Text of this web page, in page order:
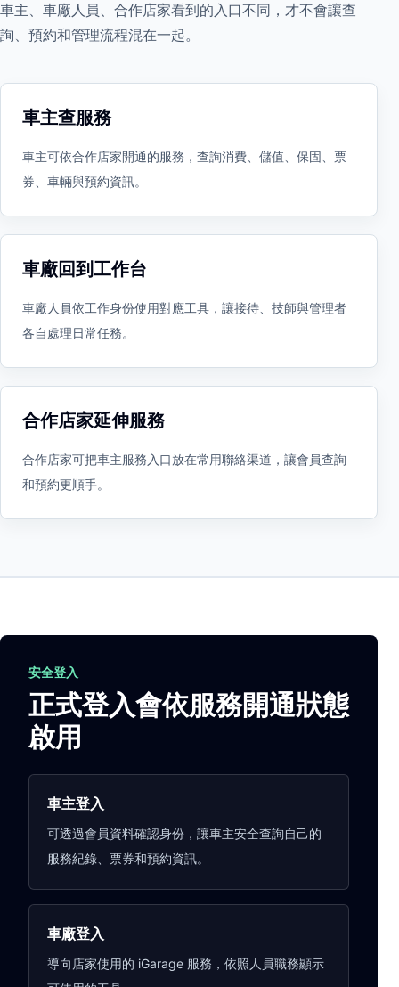
車主、車廠人員、合作店家看到的入口不同，才不會讓查
詢、預約和管理流程混在一起。
車主查服務
車主可依合作店家開通的服務，查詢消費、儲值、保固、票
券、車輛與預約資訊。
車廠回到工作台
車廠人員依工作身份使用對應工具，讓接待、技師與管理者
各自處理日常任務。
合作店家延伸服務
合作店家可把車主服務入口放在常用聯絡渠道，讓會員查詢
和預約更順手。
安全登入
正式登入會依服務開通狀態
啟用
車主登入
可透過會員資料確認身份，讓車主安全查詢自己的
服務紀錄、票券和預約資訊。
車廠登入
導向店家使用的 iGarage 服務，依照人員職務顯示